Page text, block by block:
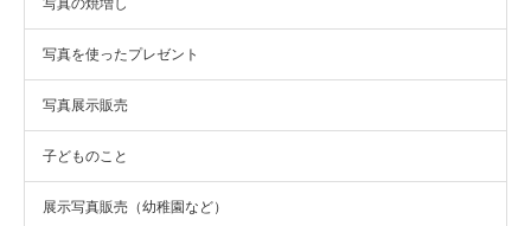
写真の焼増し
写真を使ったプレゼント
写真展示販売
子どものこと
展示写真販売（幼稚園など）